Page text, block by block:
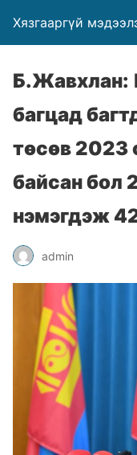
Хязгааргүй
Б.Жавхлан:
багцад
төсөв 2023
байсан бол
нэмэгдэж
admin